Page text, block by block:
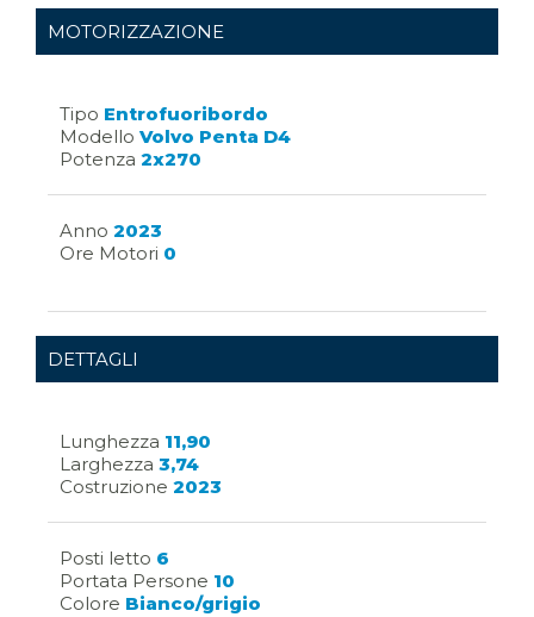
MOTORIZZAZIONE
Tipo Entrofuoribordo
Modello Volvo Penta D4
Potenza 2x270
Anno 2023
Ore Motori 0
DETTAGLI
Lunghezza 11,90
Larghezza 3,74
Costruzione 2023
Posti letto 6
Portata Persone 10
Colore Bianco/grigio